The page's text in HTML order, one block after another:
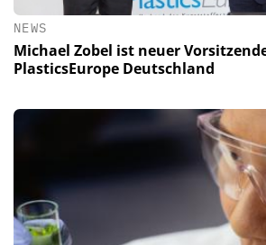
NEWS
Michael Zobel ist neuer
PlasticsEurope Deutschland